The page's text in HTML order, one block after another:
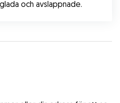
och avslappnade.